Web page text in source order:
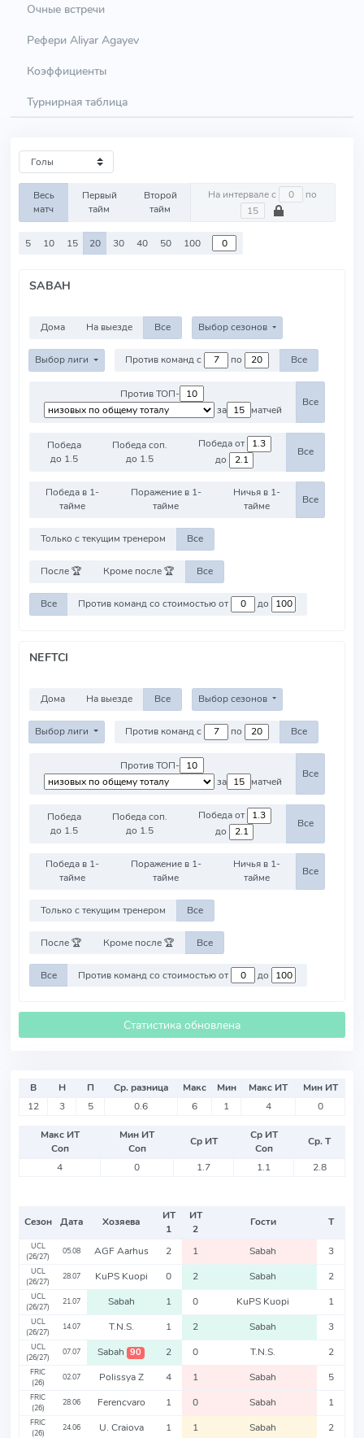
Очные встречи
Рефери Aliyar Agayev
Коэффициенты
Турнирная таблица
Весь
матч
Первый
тайм
Второй
тайм
На интервале с по
5 10 15 20 30 40 50 100
SABAH
Дома На выезде Все Выбор сезонов
Выбор лиги Против команд с по Все
Против ТОП-
за
матчей
Все
Победа
до 1.5
Победа соп.
до 1.5
Победа от
до
Все
Победа в 1-
тайме
Поражение в 1-
тайме
Ничья в 1-
тайме
Все
Только с текущим тренером Все
После 🏆 Кроме после 🏆 Все
Все Против команд со стоимостью от до
NEFTCI
Дома На выезде Все Выбор сезонов
Выбор лиги Против команд с по Все
Против ТОП-
за
матчей
Все
Победа
до 1.5
Победа соп.
до 1.5
Победа от
до
Все
Победа в 1-
тайме
Поражение в 1-
тайме
Ничья в 1-
тайме
Все
Только с текущим тренером Все
После 🏆 Кроме после 🏆 Все
Все Против команд со стоимостью от до
Статистика обновлена
В Н П Ср. разница Макс Мин Макс ИТ
Мин ИТ
12
3 5 0.6 6 1 4 0
Макс ИТ
Соп
Мин ИТ
Соп
Ср ИТ
Ср ИТ
Соп
Ср. Т
4
0 1.7 1.1 2.8
Сезон Дата Хозяева
ИТ
1
ИТ
2
Гости Т
UCL
(26/27)
05.08 AGF Aarhus 2 1 Sabah 3
UCL
(26/27)
28.07 KuPS Kuopi 0 2 Sabah 2
UCL
(26/27)
21.07 Sabah 1 0 KuPS Kuopi 1
UCL
(26/27)
14.07 T.N.S. 1 2 Sabah 3
UCL
(26/27)
07.07 Sabah 90 2 0 T.N.S. 2
FRIC
(26)
02.07 Polissya Z 4 1 Sabah 5
FRIC
(26)
28.06 Ferencvaro 1 0 Sabah 1
FRIC
(26)
24.06 U. Craiova 1 1 Sabah 2